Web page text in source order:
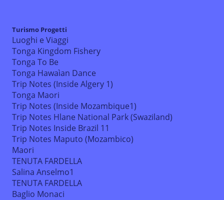
Turismo Progetti
Luoghi e Viaggi
Tonga Kingdom Fishery
Tonga To Be
Tonga Hawaìan Dance
Trip Notes (Inside Algery 1)
Tonga Maori
Trip Notes (Inside Mozambique1)
Trip Notes Hlane National Park (Swaziland)
Trip Notes Inside Brazil 11
Trip Notes Maputo (Mozambico)
Maori
TENUTA FARDELLA
Salina Anselmo1
TENUTA FARDELLA
Baglio Monaci